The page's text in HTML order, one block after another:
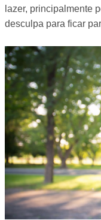
lazer, principalmente
desculpa para ficar